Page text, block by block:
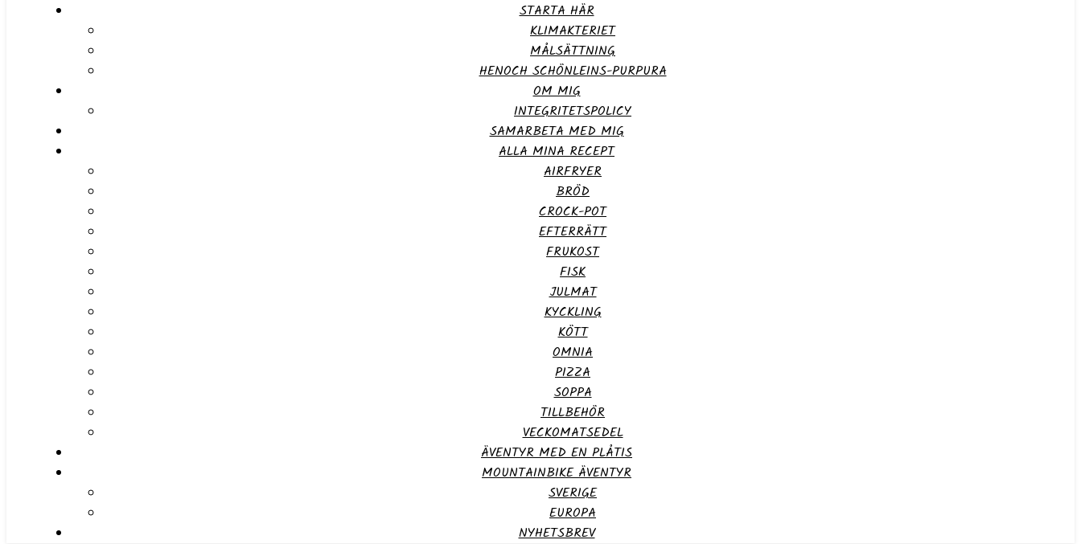
STARTA HÄR
KLIMAKTERIET
MÅLSÄTTNING
HENOCH SCHÖNLEINS-PURPURA
OM MIG
INTEGRITETSPOLICY
SAMARBETA MED MIG
ALLA MINA RECEPT
AIRFRYER
BRÖD
CROCK-POT
EFTERRÄTT
FRUKOST
FISK
JULMAT
KYCKLING
KÖTT
OMNIA
PIZZA
SOPPA
TILLBEHÖR
VECKOMATSEDEL
ÄVENTYR MED EN PLÅTIS
MOUNTAINBIKE ÄVENTYR
SVERIGE
EUROPA
NYHETSBREV